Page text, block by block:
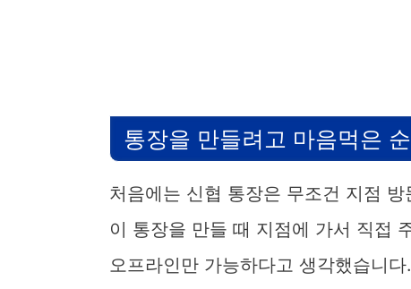
통장을 만들려고 마음먹은
처음에는 신협 통장은 무조건 지점
이 통장을 만들 때 지점에 가서 직접
오프라인만 가능하다고 생각했습니